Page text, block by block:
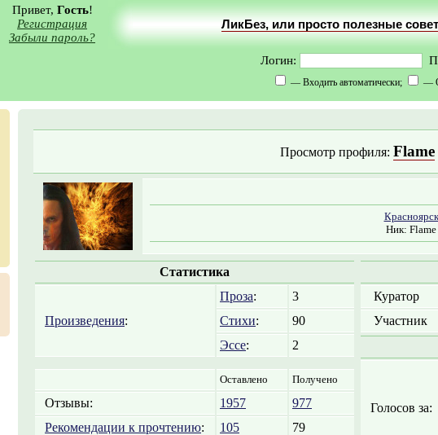
Привет, Гость!
Регистрация
Забыли пароль?
ЛикБез, или просто полезные
Логин:
— Входить автоматически; —
Просмотр профиля: Flame
Красноярск
Ник: Flame
Статистика
Произведения:
Проза:
3
Стихи:
90
Эссе: 2
Оставлено Получено
Отзывы: 1957
977
Рекомендации к прочтению: 105
79
Куратор
Участник
Голосов за: